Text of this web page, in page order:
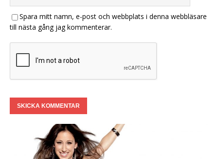
Spara mitt namn, e-post och webbplats i denna webbläsare
till nästa gång jag kommenterar.